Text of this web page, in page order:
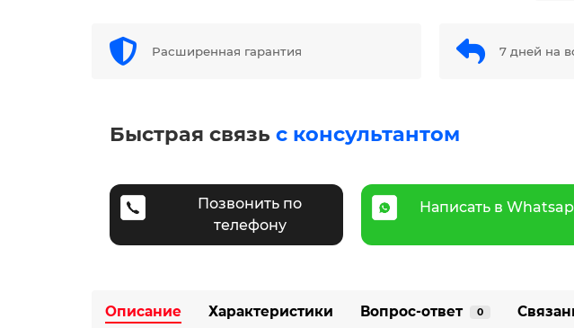
Расширенная гарантия 7 дней на
Быстрая связь с консультантом
Позвонить по
телефону
Написать в
Описание Характеристики Вопрос-ответ 0